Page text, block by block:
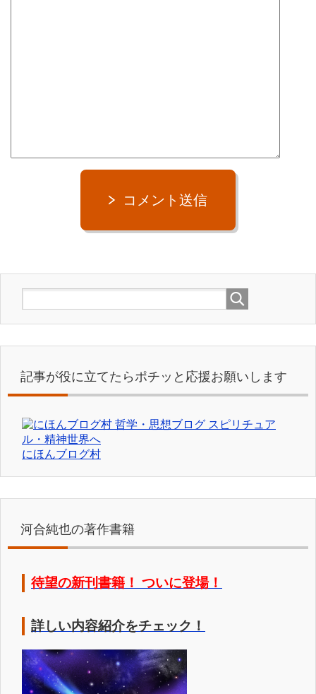
コメント送信
記事が役に立てたらポチッと応援お願いします
にほんブログ村
河合純也の著作書籍
待望の新刊書籍！ ついに登場！
詳しい内容紹介をチェック！